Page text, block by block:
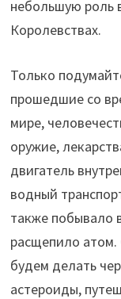
небольшую роль
Королевствах.
Только
прошедшие со
мире,
оружие,
двигатель
водный
также побывало
расщепило атом.
будем делать
астероиды,